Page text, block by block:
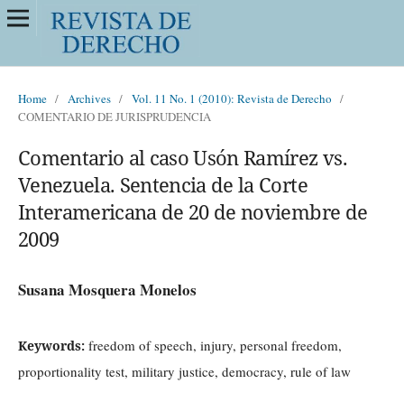
Home / Archives / Vol. 11 No. 1 (2010): Revista de Derecho /
COMENTARIO DE JURISPRUDENCIA
Comentario al caso Usón Ramírez vs.
Venezuela. Sentencia de la Corte
Interamericana de 20 de noviembre de
2009
Susana Mosquera Monelos
Keywords: freedom of speech, injury, personal freedom,
proportionality test, military justice, democracy, rule of law